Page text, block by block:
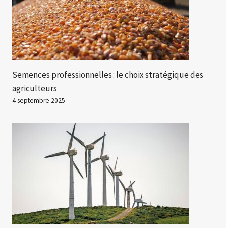
Semences professionnelles : le choix stratégique des
agriculteurs
4 septembre 2025